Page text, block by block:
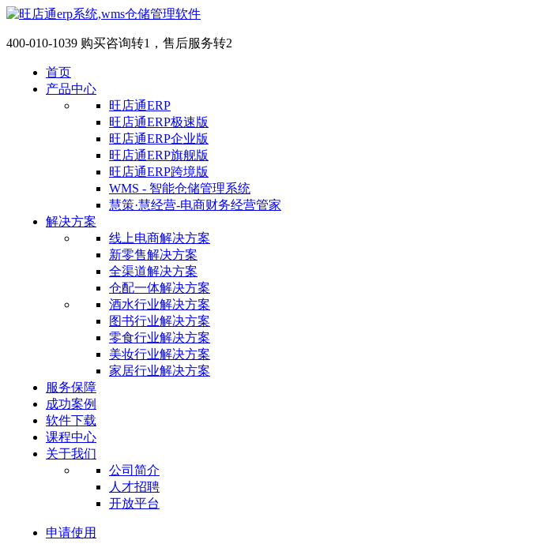
400-010-1039 购买咨询转1，售后服务转2
首页
产品中心
旺店通ERP
旺店通ERP极速版
旺店通ERP企业版
旺店通ERP旗舰版
旺店通ERP跨境版
WMS - 智能仓储管理系统
慧策·慧经营-电商财务经营管家
解决方案
线上电商解决方案
新零售解决方案
全渠道解决方案
仓配一体解决方案
酒水行业解决方案
图书行业解决方案
零食行业解决方案
美妆行业解决方案
家居行业解决方案
服务保障
成功案例
软件下载
课程中心
关于我们
公司简介
人才招聘
开放平台
申请使用